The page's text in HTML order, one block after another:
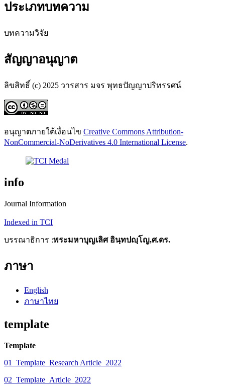
ประเภทบทความ
บทความวิจัย
สัญญาอนุญาต
ลิขสิทธิ์ (c) 2025 วารสาร มจร พุทธปัญญาปริทรรศน์
อนุญาตภายใต้เงื่อนไข Creative Commons Attribution-
NonCommercial-NoDerivatives 4.0 International License.
info
Journal Information
Indexed in TCI
บรรณาธิการ :พระมหาบุญเลิศ อินฺทปญฺโญ,ศ.ดร.
ภาษา
English
ภาษาไทย
template
Template
01_Template_Research Article_2022
02_Template_Article_2022